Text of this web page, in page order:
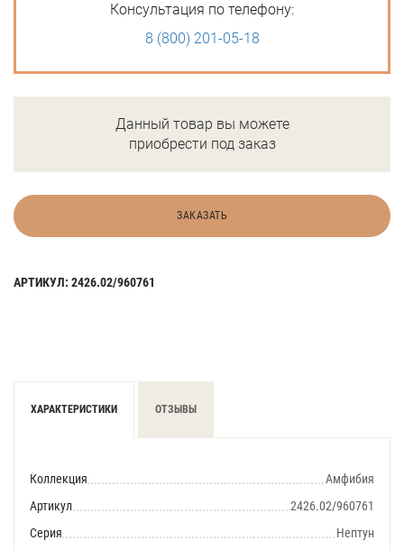
Консультация по телефону:
8 (800) 201-05-18
Данный товар вы можете
приобрести под заказ
ЗАКАЗАТЬ
АРТИКУЛ: 2426.02/960761
ХАРАКТЕРИСТИКИ ОТЗЫВЫ
Коллекция
Амфибия
Артикул
2426.02/960761
Серия
Нептун